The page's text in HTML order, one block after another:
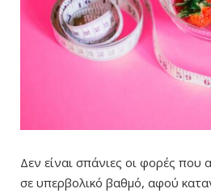
Δεν είναι σπάνιες οι φορές που
σε υπερβολικό βαθμό, αφού